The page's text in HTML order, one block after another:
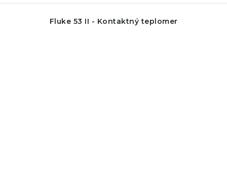
Fluke 53 II - Kontaktný teplomer